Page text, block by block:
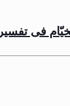
فى تفسير